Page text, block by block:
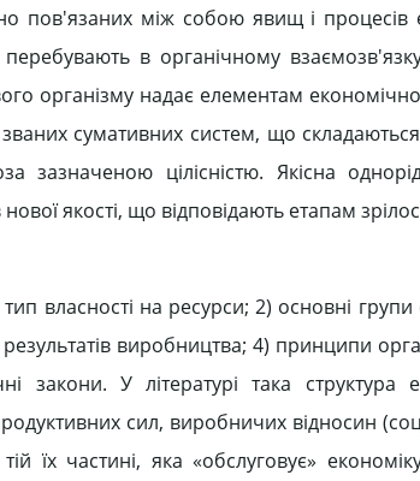
пов'язаних між собою явищ і процесів
перебувають в органічному
організму надає елементам
званих сумативних систем, що
цілісністю. Якісна
якості, що відповідають етапам
власності на ресурси; 2) основні групи
виробництва; 4) принципи
закони. У літературі така структура
сил, виробничих відносин
їх частині, яка «обслуговує»